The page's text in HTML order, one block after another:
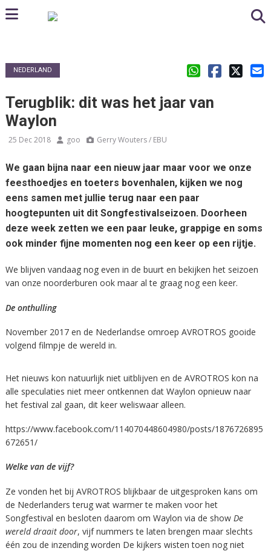
NEDERLAND
Terugblik: dit was het jaar van
Waylon
25 Dec 2018 goo Gerry Wouters / EBU
We gaan bijna naar een nieuw jaar maar voor we onze
feesthoedjes en toeters bovenhalen, kijken we nog
eens samen met jullie terug naar een paar
hoogtepunten uit dit Songfestivalseizoen. Doorheen
deze week zetten we een paar leuke, grappige en soms
ook minder fijne momenten nog een keer op een rijtje.
We blijven vandaag nog even in de buurt en bekijken het seizoen
van onze noorderburen ook maar al te graag nog een keer.
De onthulling
November 2017 en de Nederlandse omroep AVROTROS gooide
volgend filmpje de wereld in.
Het nieuws kon natuurlijk niet uitblijven en de AVROTROS kon na
alle speculaties niet meer ontkennen dat Waylon opnieuw naar
het festival zal gaan, dit keer weliswaar alleen.
https://www.facebook.com/114070448604980/posts/1876726895
672651/
Welke van de vijf?
Ze vonden het bij AVROTROS blijkbaar de uitgesproken kans om
de Nederlanders terug wat warmer te maken voor het
Songfestival en besloten daarom om Waylon via de show De
wereld draait door, vijf nummers te laten brengen maar slechts
één zou de inzending worden De kijkers wisten toen nog niet